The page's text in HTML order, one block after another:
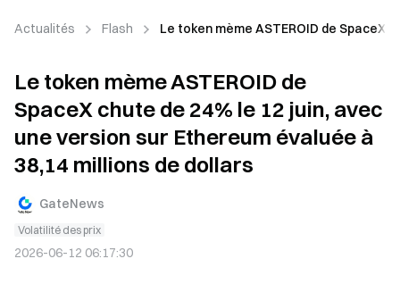
Actualités Flash Le token mème ASTEROID de SpaceX
Le token mème ASTEROID de
SpaceX chute de 24% le 12 juin, avec
une version sur Ethereum évaluée à
38,14 millions de dollars
GateNews
Volatilité des prix
2026-06-12 06:17:30